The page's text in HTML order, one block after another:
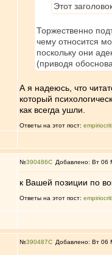
Этот
Торжественно
чему относится
поскольку они
(приводя
А я надеюсь, что
который
как всегда ушли.
Ответы на этот пост:
№390486 Добавлено: Вт 06
к Вашей позиции по
Ответы на этот пост:
№390487 Добавлено: Вт 06